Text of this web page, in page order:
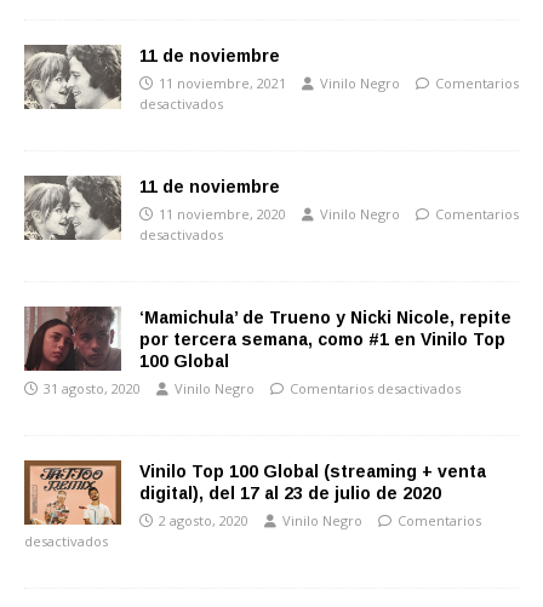
11 de noviembre
11 noviembre, 2021 Vinilo Negro
Comentarios
desactivados
11 de noviembre
11 noviembre, 2020 Vinilo Negro
Comentarios
desactivados
‘Mamichula’ de Trueno y Nicki Nicole, repite
por tercera semana, como #1 en Vinilo Top
100 Global
31 agosto, 2020 Vinilo Negro Comentarios desactivados
Vinilo Top 100 Global (streaming + venta
digital), del 17 al 23 de julio de 2020
2 agosto, 2020 Vinilo Negro
Comentarios
desactivados